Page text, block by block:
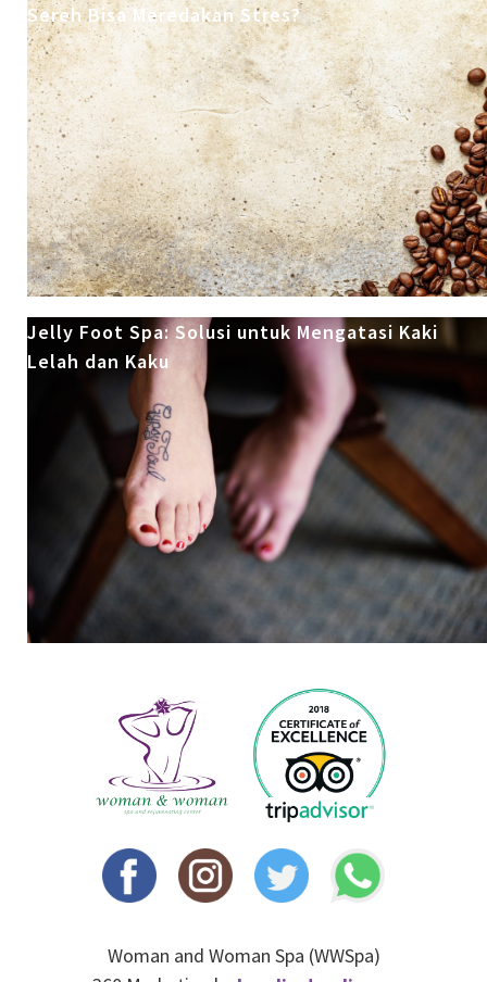
Sereh Bisa Meredakan Stres?
Jelly Foot Spa: Solusi untuk Mengatasi Kaki
Lelah dan Kaku
Woman and Woman Spa (WWSpa)